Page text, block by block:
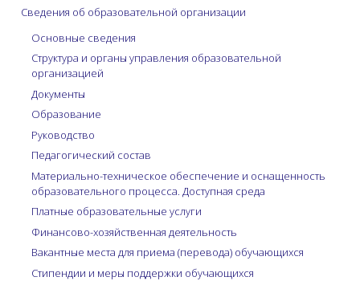
Сведения об образовательной организации
Основные сведения
Структура и органы управления образовательной
организацией
Документы
Образование
Руководство
Педагогический состав
Материально-техническое обеспечение и оснащенность
образовательного процесса. Доступная среда
Платные образовательные услуги
Финансово-хозяйственная деятельность
Вакантные места для приема (перевода) обучающихся
Стипендии и меры поддержки обучающихся